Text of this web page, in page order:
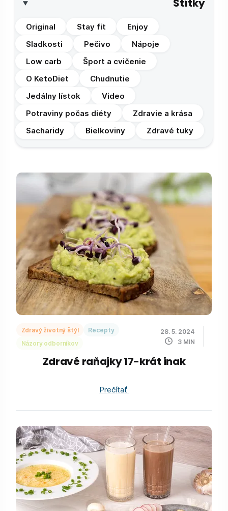
Štítky
Original Stay fit
Enjoy
Sladkosti
Pečivo
Nápoje
Low carb
Šport a cvičenie
O KetoDiet
Chudnutie
Jedálny lístok
Video
Potraviny počas diéty
Zdravie a krása
Sacharidy
Bielkoviny Zdravé tuky
Zdravý životný štýl
Recepty
Názory odborníkov
28. 5. 2024
3 MIN
Zdravé raňajky 17-krát inak
Prečítať